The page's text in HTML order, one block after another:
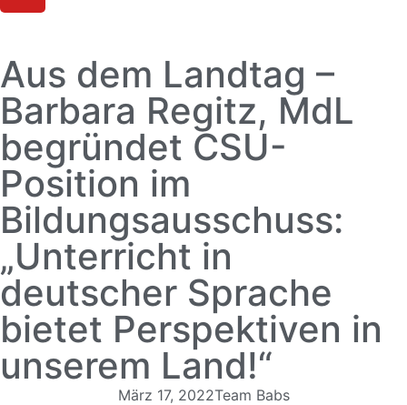
Aus dem Landtag –
Barbara Regitz, MdL
begründet CSU-
Position im
Bildungsausschuss:
„Unterricht in
deutscher Sprache
bietet Perspektiven in
unserem Land!“
März 17, 2022Team Babs